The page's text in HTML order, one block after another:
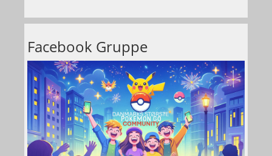
Facebook Gruppe